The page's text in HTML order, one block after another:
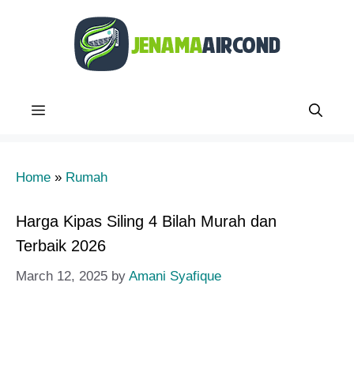
Menu
Home » Rumah
Harga Kipas Siling 4 Bilah Murah dan
Terbaik 2026
March 12, 2025 by Amani Syafique